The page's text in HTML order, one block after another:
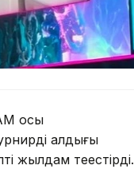
осы
алдыңғы
жылдам теңестірді.